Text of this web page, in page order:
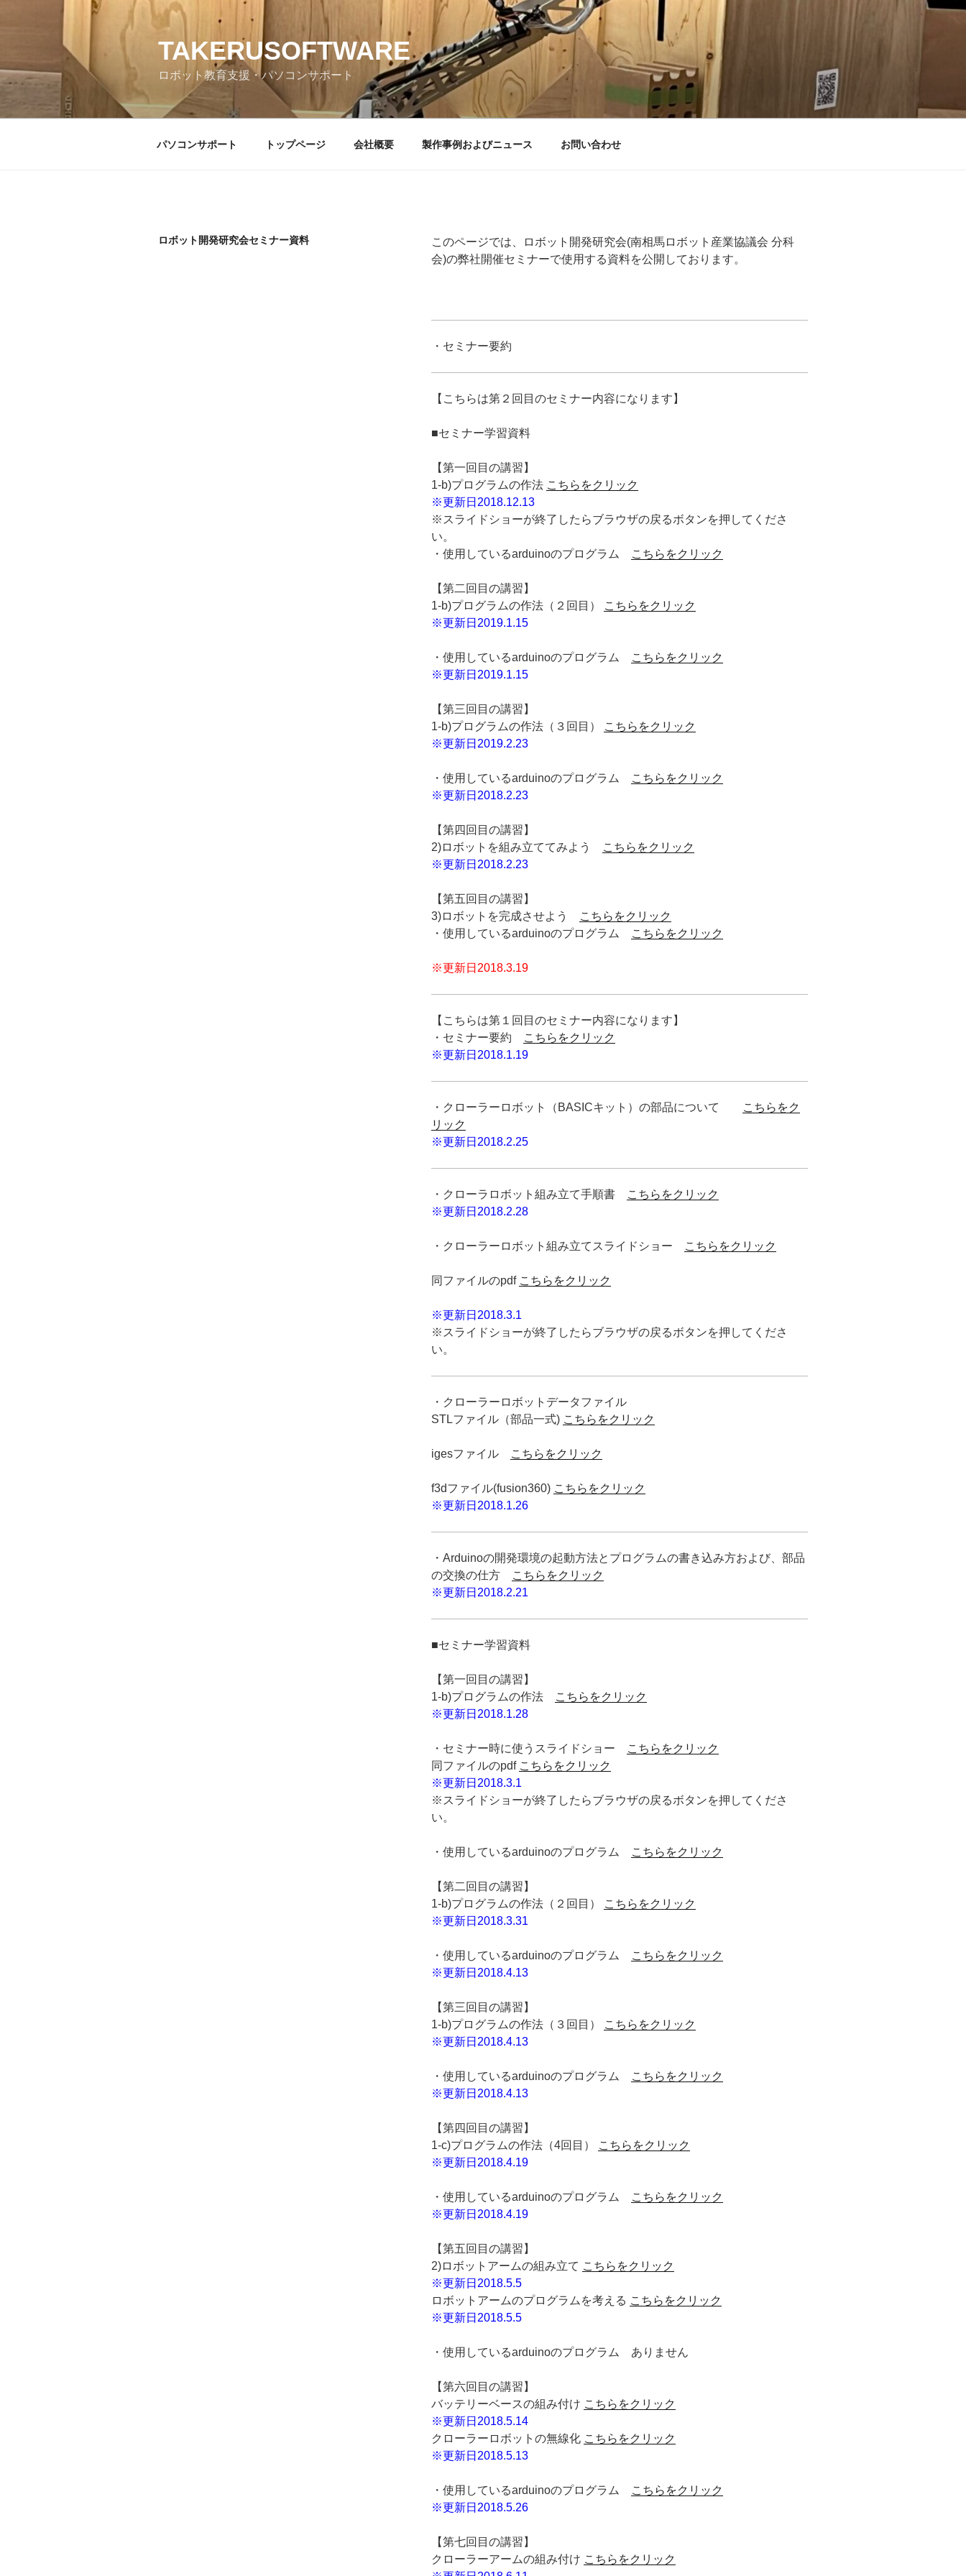
ツ
TAKERUSOFTWARE
ロボット教育支援・パソコンサポート
パソコンサポート トップページ 会社概要 製作事例およびニュース お問い合わせ
ロボット開発研究会セミナー資料
このページでは、ロボット開発研究会(南相馬ロボット産業協議会 分科
会)の弊社開催セミナーで使用する資料を公開しております。
・セミナー要約
【こちらは第２回目のセミナー内容になります】
■セミナー学習資料
【第一回目の講習】
1-b)プログラムの作法 こちらをクリック
※更新日2018.12.13
※スライドショーが終了したらブラウザの戻るボタンを押してくださ
い。
・使用しているarduinoのプログラム
こちらをクリック
【第二回目の講習】
1-b)プログラムの作法（２回目）
こちらをクリック
※更新日2019.1.15
・使用しているarduinoのプログラム
こちらをクリック
※更新日2019.1.15
【第三回目の講習】
1-b)プログラムの作法（３回目）
こちらをクリック
※更新日2019.2.23
・使用しているarduinoのプログラム
こちらをクリック
※更新日2018.2.23
【第四回目の講習】
2)ロボットを組み立ててみよう
こちらをクリック
※更新日2018.2.23
【第五回目の講習】
3)ロボットを完成させよう
こちらをクリック
・使用しているarduinoのプログラム
こちらをクリック
※更新日2018.3.19
【こちらは第１回目のセミナー内容になります】
・セミナー要約
こちらをクリック
※更新日2018.1.19
・クローラーロボット（BASICキット）の部品について
こちらをク
リック
※更新日2018.2.25
・クローラロボット組み立て手順書
こちらをクリック
※更新日2018.2.28
・クローラーロボット組み立てスライドショー こちらをクリック
同ファイルのpdf こちらをクリック
※更新日2018.3.1
※スライドショーが終了したらブラウザの戻るボタンを押してくださ
い。
・クローラーロボットデータファイル
STLファイル（部品一式) こちらをクリック
igesファイル こちらをクリック
f3dファイル(fusion360) こちらをクリック
※更新日2018.1.26
・Arduinoの開発環境の起動方法とプログラムの書き込み方および、部品
の交換の仕方
こちらをクリック
※更新日2018.2.21
■セミナー学習資料
【第一回目の講習】
1-b)プログラムの作法
こちらをクリック
※更新日2018.1.28
・セミナー時に使うスライドショー
こちらをクリック
同ファイルのpdf こちらをクリック
※更新日2018.3.1
※スライドショーが終了したらブラウザの戻るボタンを押してくださ
い。
・使用しているarduinoのプログラム こちらをクリック
【第二回目の講習】
1-b)プログラムの作法（２回目）
こちらをクリック
※更新日2018.3.31
・使用しているarduinoのプログラム
こちらをクリック
※更新日2018.4.13
【第三回目の講習】
1-b)プログラムの作法（３回目）
こちらをクリック
※更新日2018.4.13
・使用しているarduinoのプログラム
こちらをクリック
※更新日2018.4.13
【第四回目の講習】
1-c)プログラムの作法（4回目）
こちらをクリック
※更新日2018.4.19
・使用しているarduinoのプログラム
こちらをクリック
※更新日2018.4.19
【第五回目の講習】
2)ロボットアームの組み立て こちらをクリック
※更新日2018.5.5
ロボットアームのプログラムを考える こちらをクリック
※更新日2018.5.5
・使用しているarduinoのプログラム ありません
【第六回目の講習】
バッテリーベースの組み付け こちらをクリック
※更新日2018.5.14
クローラーロボットの無線化 こちらをクリック
※更新日2018.5.13
・使用しているarduinoのプログラム
こちらをクリック
※更新日2018.5.26
【第七回目の講習】
クローラーアームの組み付け こちらをクリック